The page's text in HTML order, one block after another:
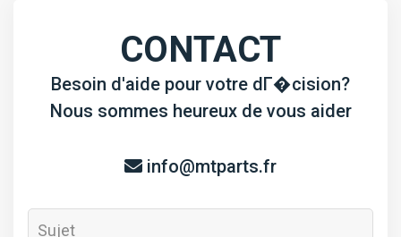
CONTACT
Besoin d'aide pour votre dГ�cision?
Nous sommes heureux de vous aider
info@mtparts.fr